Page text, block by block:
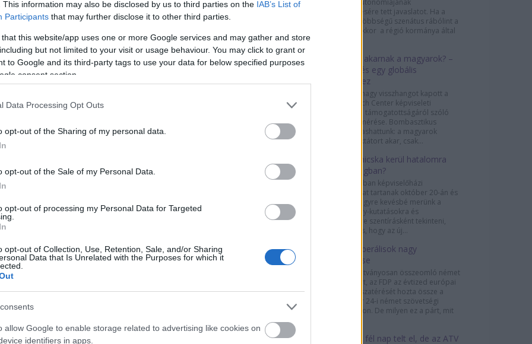
This information may also be disclosed by us to third parties on the IAB’s List of
Participants that may further disclose it to other third parties.
that this website/app uses one or more Google services and may gather and store
but not limited to your visit or usage behaviour. You may click to grant or
to Google and its third-party tags to use your data for below specified purposes
consent section.
Data Processing Opt Outs
opt-out of the Sharing of my personal data.
opt-out of the Sale of my Personal Data.
opt-out of processing my Personal Data for Targeted
opt-out of Collection, Use, Retention, Sale, and/or Sharing
Data that Is Unrelated with the Purposes for which it
allow Google to enable storage related to advertising like cookies on
identifiers in apps.
nem pszichopata. Vagyis nem tudom, az-e,
ahogy Vásárhelyi Mária sem. Azt viszont
a távdiagnózis.
a kényelmes hazugság.
ugyanis semmi köze nincsen annak,
egy politikai taktika része, ahogy
felépített
hosszú távon? Nem. Hogy
lenne? Sajnos nem.
elmebeteg (mert ugye a pszcihopata szó a
csak ez nem segít abban, hogy megértsük
azt. Ha Orbán Viktor állapotával
magunkat attól a lehetőségtől, hogy a
hogy milyen az a gazdasági rendszer,
a társadalom, ami körülvesz minket, hogy
és mi mozgatja a politikai erőket, hogy
mi készteti őket politikai aktivitásra.
Katalónia autonómiájának
felfüggesztésére tett javaslatot. Ha a
jobboldali többségű szenátus rábólint a
döntésre, akkor a régió kormánya által
Diktatúrát akarnak a magyarok? –
megjegyzés egy globális
felméréshez
A sajtóban nagy visszhangot kapott a
Pew Research Center képviseleti
demokrácia támogatottságáról szóló
globális felmérése. Bombasztikus
címeket olvashattunk: a magyarok
negyede diktátort akar, csak...
A helyi Simicska kerül hatalomra
Csehországban?
Csehországban képviselőházi
választásokat tartanak október 20-án és
21-én. Bár egyre kevésbé merünk a
közvélemény-kutatásokra és
felmérésekre szentírásként tekinteni,
szinte biztos, hogy az új...
A német liberálisok nagy
visszatérése
A 2013-ra látványosan összeomló német
liberális párt, az FDP az évtized európai
politikai visszatérését hozta össze a
szeptember 24-i német szövetségi
választásokon. De milyen ez a párt, mit
Több mint fél nap telt el, de az ATV